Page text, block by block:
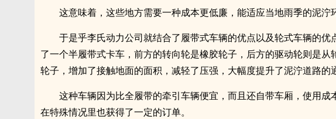
这意味着，这些地方需要一种成本更低廉，能适应当地雨季的泥泞
于是乎李氏动力公司就结合了履带式车辆的优点以及轮式车辆的优
了一个半履带式卡车，前方的转向轮是橡胶轮子，后方的驱动轮则是从
轮子，增加了接触地面的面积，减轻了压强，大幅度提升了泥泞道路的
这种车辆因为比全履带的牵引车辆便宜，而且还自带车厢，使用成
在特殊情况里也获得了一定的订单。